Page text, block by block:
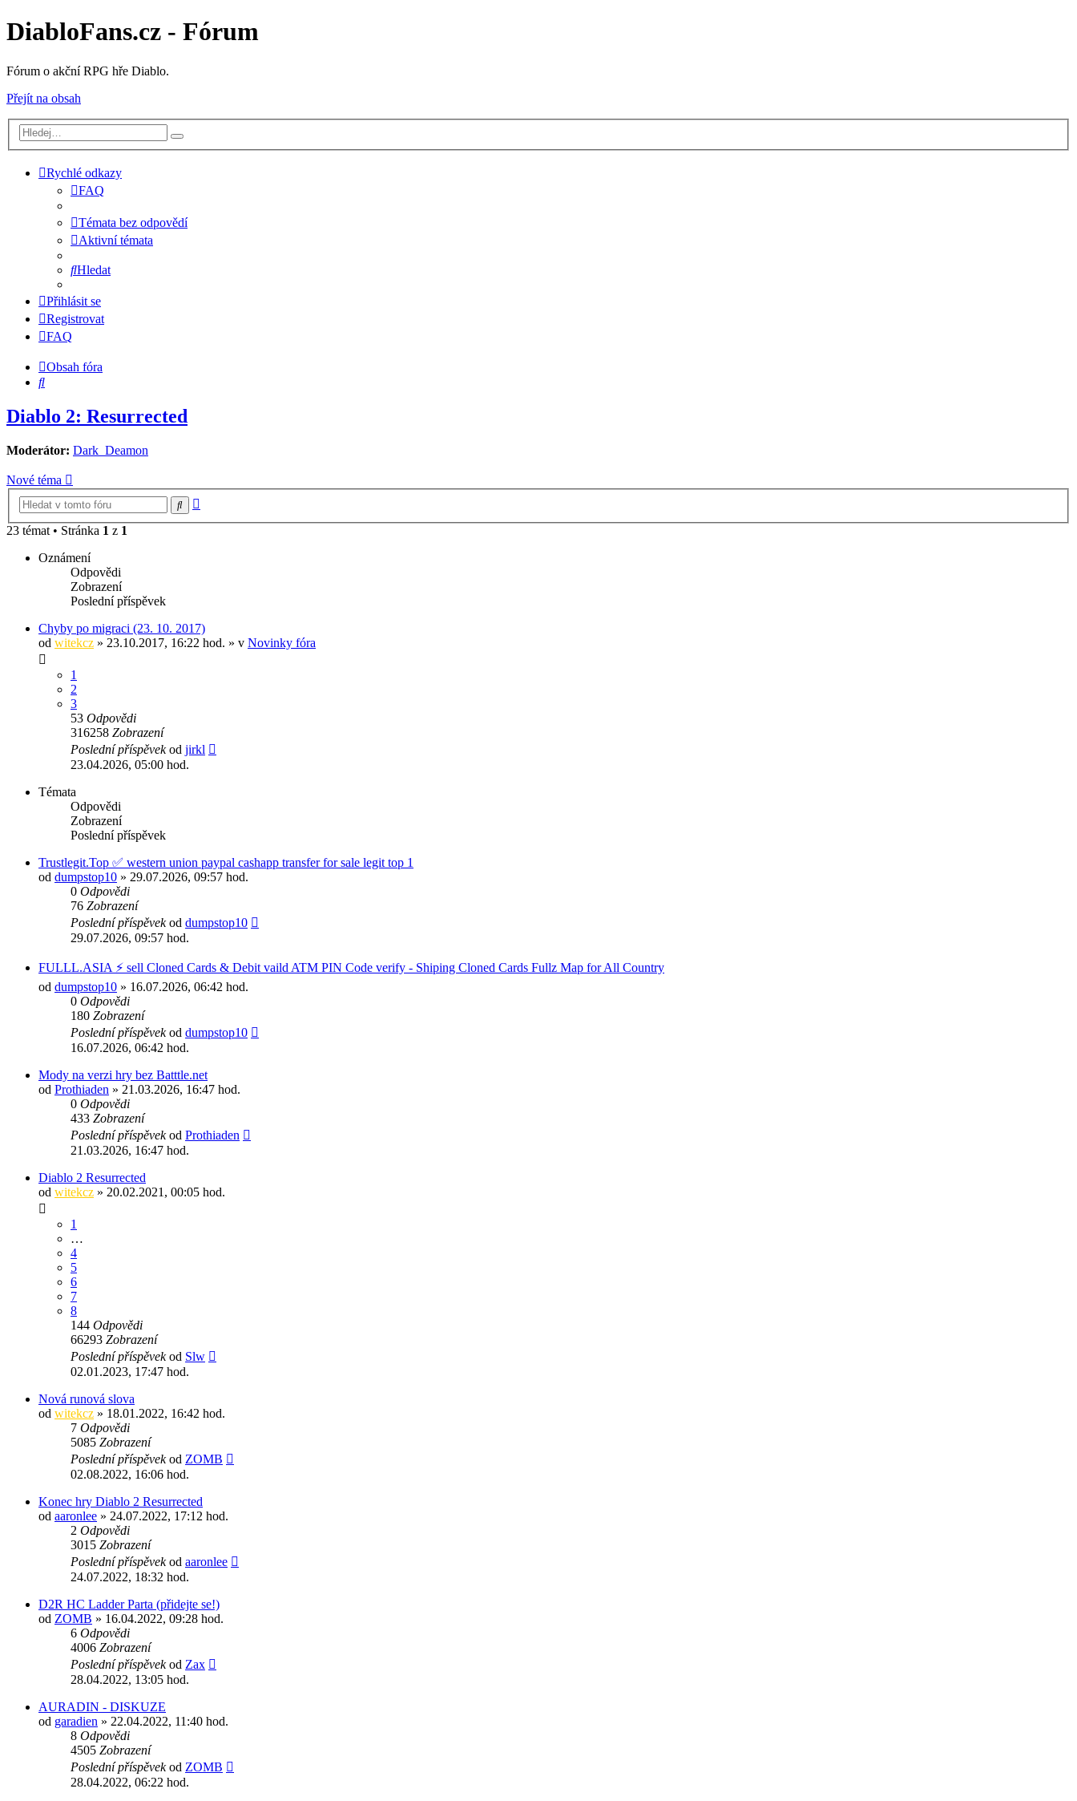
DiabloFans.cz - Fórum
Fórum o akční RPG hře Diablo.
Přejít na obsah
Rychlé odkazy
FAQ
Témata bez odpovědí
Aktivní témata
Hledat
Přihlásit se
Registrovat
FAQ
Obsah fóra
Hledat
Diablo 2: Resurrected
Moderátor: Dark_Deamon
Nové téma
Hledat
23 témat • Stránka 1 z 1
Oznámení
Odpovědi
Zobrazení
Poslední příspěvek
Chyby po migraci (23. 10. 2017)
od witekcz » 23.10.2017, 16:22 hod. » v Novinky fóra
1
2
3
53 Odpovědi
316258 Zobrazení
Poslední příspěvekod jirkl
23.04.2026, 05:00 hod.
Témata
Odpovědi
Zobrazení
Poslední příspěvek
Trustlegit.Top ✅ western union paypal cashapp transfer for sale legit top 1
od dumpstop10 » 29.07.2026, 09:57 hod.
0 Odpovědi
76 Zobrazení
Poslední příspěvekod dumpstop10
29.07.2026, 09:57 hod.
FULLL.ASIA ⚡ sell Cloned Cards & Debit vaild ATM PIN Code verify - Shiping Cloned Cards Fullz Map for All Country
od dumpstop10 » 16.07.2026, 06:42 hod.
0 Odpovědi
180 Zobrazení
Poslední příspěvekod dumpstop10
16.07.2026, 06:42 hod.
Mody na verzi hry bez Batttle.net
od Prothiaden » 21.03.2026, 16:47 hod.
0 Odpovědi
433 Zobrazení
Poslední příspěvekod Prothiaden
21.03.2026, 16:47 hod.
Diablo 2 Resurrected
od witekcz » 20.02.2021, 00:05 hod.
1
…
4
5
6
7
8
144 Odpovědi
66293 Zobrazení
Poslední příspěvekod Slw
02.01.2023, 17:47 hod.
Nová runová slova
od witekcz » 18.01.2022, 16:42 hod.
7 Odpovědi
5085 Zobrazení
Poslední příspěvekod ZOMB
02.08.2022, 16:06 hod.
Konec hry Diablo 2 Resurrected
od aaronlee » 24.07.2022, 17:12 hod.
2 Odpovědi
3015 Zobrazení
Poslední příspěvekod aaronlee
24.07.2022, 18:32 hod.
D2R HC Ladder Parta (přidejte se!)
od ZOMB » 16.04.2022, 09:28 hod.
6 Odpovědi
4006 Zobrazení
Poslední příspěvekod Zax
28.04.2022, 13:05 hod.
AURADIN - DISKUZE
od garadien » 22.04.2022, 11:40 hod.
8 Odpovědi
4505 Zobrazení
Poslední příspěvekod ZOMB
28.04.2022, 06:22 hod.